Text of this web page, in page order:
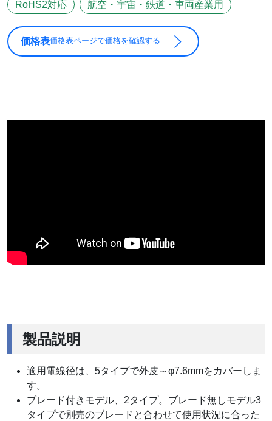
RoHS2対応 航空・宇宙・鉄道・車両産業用
価格表価格表ページで価格を確認する
製品説明
適用電線径は、5タイプで外皮～φ7.6mmをカバーしま
す。
ブレード付きモデル、2タイプ。ブレード無しモデル3
タイプで別売のブレードと合わせて使用状況に合った